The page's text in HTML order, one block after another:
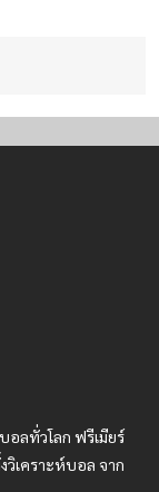
ลทั่วโลก ฟรีเมียร์
เคราะห์บอล จาก